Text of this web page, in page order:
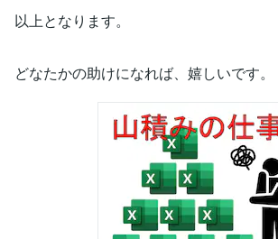
以上となります。
どなたかの助けになれば、嬉しいです。